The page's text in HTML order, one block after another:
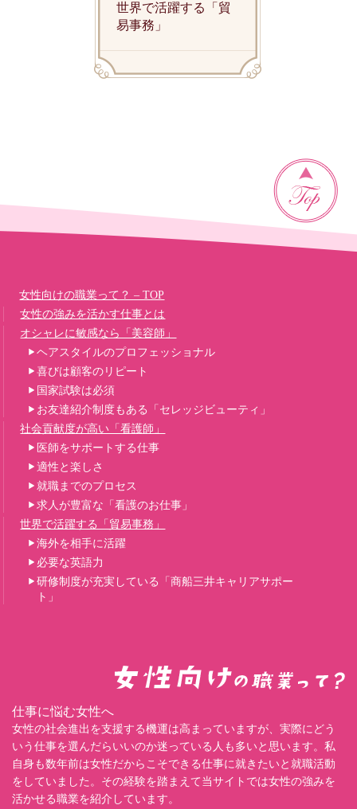
世界で活躍する「貿
易事務」
女性向けの職業って？ – TOP
女性の強みを活かす仕事とは
オシャレに敏感なら「美容師」
ヘアスタイルのプロフェッショナル
喜びは顧客のリピート
国家試験は必須
お友達紹介制度もある「セレッジビューティ」
社会貢献度が高い「看護師」
医師をサポートする仕事
適性と楽しさ
就職までのプロセス
求人が豊富な「看護のお仕事」
世界で活躍する「貿易事務」
海外を相手に活躍
必要な英語力
研修制度が充実している「商船三井キャリアサポー
ト」
仕事に悩む女性へ
女性の社会進出を支援する機運は高まっていますが、実際にどう
いう仕事を選んだらいいのか迷っている人も多いと思います。私
自身も数年前は女性だからこそできる仕事に就きたいと就職活動
をしていました。その経験を踏まえて当サイトでは女性の強みを
活かせる職業を紹介しています。